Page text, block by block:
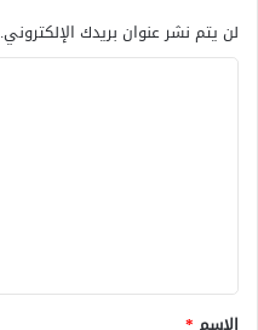
لن يتم نشر عنوان بريدك الإلكتروني.
ق